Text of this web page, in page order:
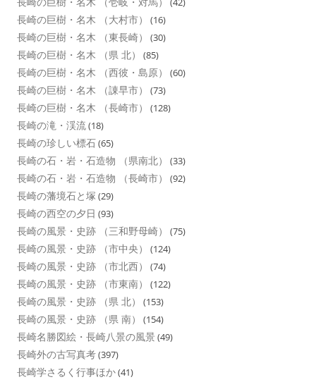
長崎の巨樹・名木 （大村市） (16)
長崎の巨樹・名木 （東長崎） (30)
長崎の巨樹・名木 （県 北） (85)
長崎の巨樹・名木 （西彼・島原） (60)
長崎の巨樹・名木 （諌早市） (73)
長崎の巨樹・名木 （長崎市） (128)
長崎の滝・渓流(18)
長崎の珍しい標石(65)
長崎の石・岩・石造物 （県南北） (33)
長崎の石・岩・石造物 （長崎市） (92)
長崎の藩境石と塚 (29)
長崎の西空の夕日 (93)
長崎の風景・史跡 （三和野母崎） (75)
長崎の風景・史跡 （市中央） (124)
長崎の風景・史跡 （市北西） (74)
長崎の風景・史跡 （市東南） (122)
長崎の風景・史跡 （県 北） (153)
長崎の風景・史跡 （県 南） (154)
長崎名勝図絵・長崎八景の風景 (49)
長崎外の古写真考(397)
長崎学さるく行事ほか(41)